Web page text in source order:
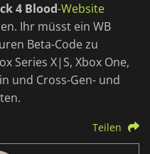
4 Blood-Website
Ihr müsst ein WB
Beta-Code zu
Series X|S, Xbox One,
und Cross-Gen- und
Teilen